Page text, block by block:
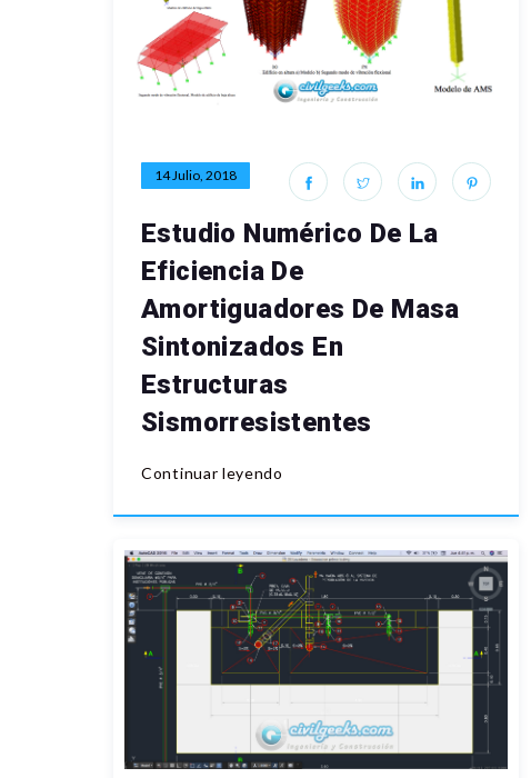
14 Julio, 2018
Estudio Numérico De La
Eficiencia De
Amortiguadores De Masa
Sintonizados En
Estructuras
Sismorresistentes
Continuar leyendo